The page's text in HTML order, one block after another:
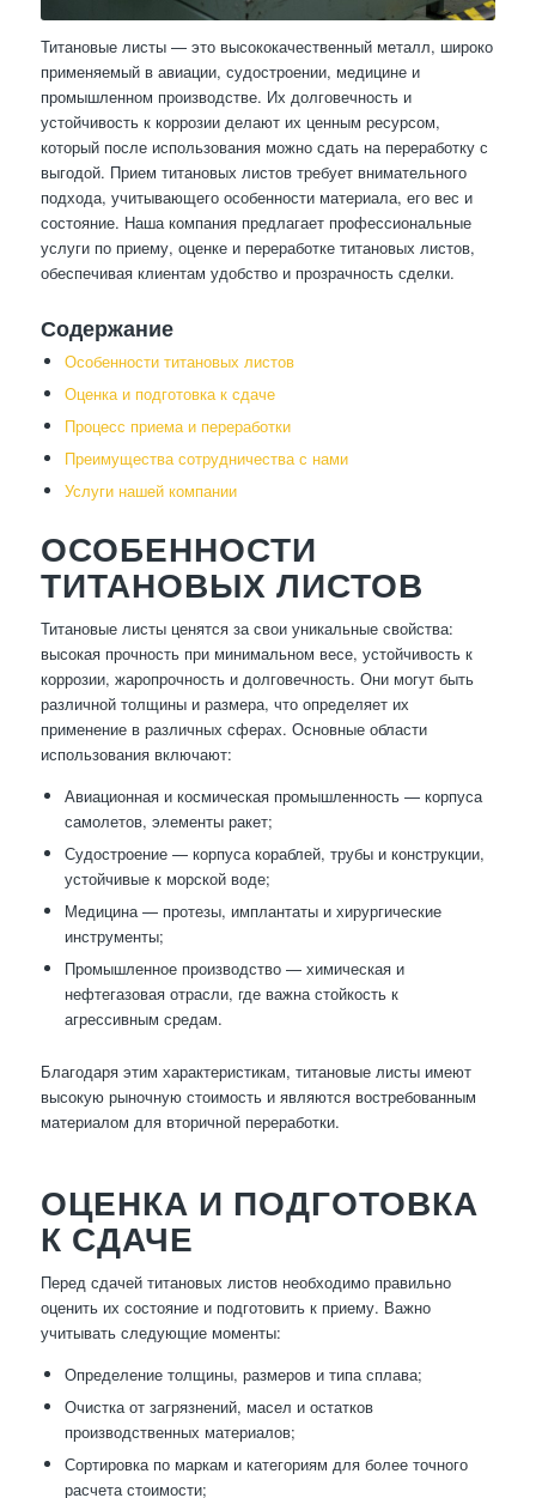
Титановые листы — это высококачественный металл, широко
применяемый в авиации, судостроении, медицине и
промышленном производстве. Их долговечность и
устойчивость к коррозии делают их ценным ресурсом,
который после использования можно сдать на переработку с
выгодой. Прием титановых листов требует внимательного
подхода, учитывающего особенности материала, его вес и
состояние. Наша компания предлагает профессиональные
услуги по приему, оценке и переработке титановых листов,
обеспечивая клиентам удобство и прозрачность сделки.
Содержание
Особенности титановых листов
Оценка и подготовка к сдаче
Процесс приема и переработки
Преимущества сотрудничества с нами
Услуги нашей компании
ОСОБЕННОСТИ
ТИТАНОВЫХ ЛИСТОВ
Титановые листы ценятся за свои уникальные свойства:
высокая прочность при минимальном весе, устойчивость к
коррозии, жаропрочность и долговечность. Они могут быть
различной толщины и размера, что определяет их
применение в различных сферах. Основные области
использования включают:
Авиационная и космическая промышленность — корпуса
самолетов, элементы ракет;
Судостроение — корпуса кораблей, трубы и конструкции,
устойчивые к морской воде;
Медицина — протезы, имплантаты и хирургические
инструменты;
Промышленное производство — химическая и
нефтегазовая отрасли, где важна стойкость к
агрессивным средам.
Благодаря этим характеристикам, титановые листы имеют
высокую рыночную стоимость и являются востребованным
материалом для вторичной переработки.
ОЦЕНКА И ПОДГОТОВКА
К СДАЧЕ
Перед сдачей титановых листов необходимо правильно
оценить их состояние и подготовить к приему. Важно
учитывать следующие моменты:
Определение толщины, размеров и типа сплава;
Очистка от загрязнений, масел и остатков
производственных материалов;
Сортировка по маркам и категориям для более точного
расчета стоимости;